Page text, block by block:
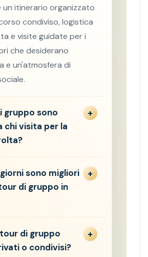
itinerario organizzato
condiviso, logistica
e visite guidate per i
che desiderano
e un'atmosfera di
gruppo sono
chi visita per la
sono migliori
di gruppo in
di gruppo
o condivisi?